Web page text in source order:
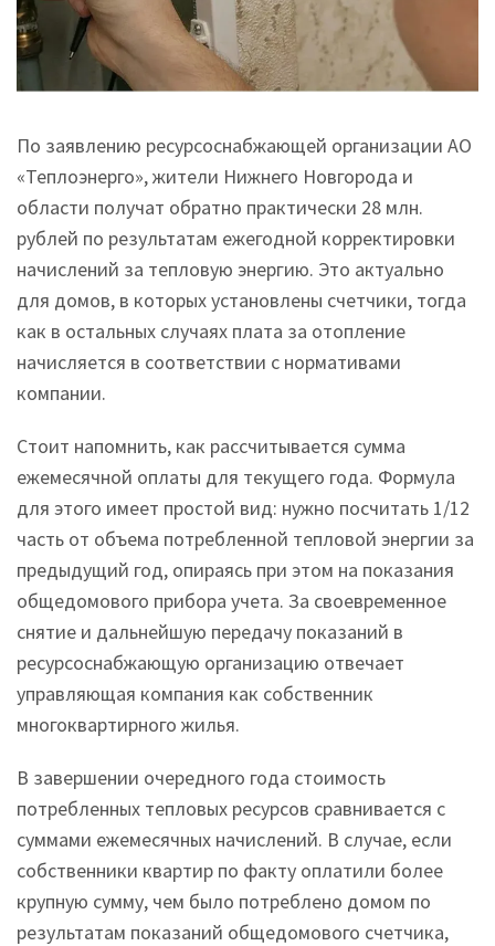
По заявлению ресурсоснабжающей организации АО
«Теплоэнерго», жители Нижнего Новгорода и
области получат обратно практически 28 млн.
рублей по результатам ежегодной корректировки
начислений за тепловую энергию. Это актуально
для домов, в которых установлены счетчики, тогда
как в остальных случаях плата за отопление
начисляется в соответствии с нормативами
компании.
Стоит напомнить, как рассчитывается сумма
ежемесячной оплаты для текущего года. Формула
для этого имеет простой вид: нужно посчитать 1/12
часть от объема потребленной тепловой энергии за
предыдущий год, опираясь при этом на показания
общедомового прибора учета. За своевременное
снятие и дальнейшую передачу показаний в
ресурсоснабжающую организацию отвечает
управляющая компания как собственник
многоквартирного жилья.
В завершении очередного года стоимость
потребленных тепловых ресурсов сравнивается с
суммами ежемесячных начислений. В случае, если
собственники квартир по факту оплатили более
крупную сумму, чем было потреблено домом по
результатам показаний общедомового счетчика,